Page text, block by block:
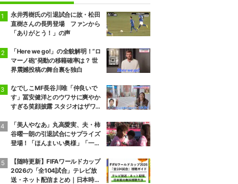
永井秀樹氏の引退試合に故・松田
直樹さんの長男登場 ファンから
「ありがとう！」の声
「Here we go!」の全貌解明！“ロ
マーノ砲”発動の移籍確率は？ 世
界震撼投稿の舞台裏を独白
なでしこMF長谷川唯「仲良いで
す」冨安健洋とのウワサに爽やか
すぎる笑顔披露 スタジオはザワザ
「美人やなあ」丸高愛実、夫・柿
谷曜一朗の引退試合にサプライズ
登場！「ほんまいい奥様」「一緒
光【随時更新】FIFAワールドカップ
2026の「全104試合」テレビ放
送・ネット配信まとめ｜日本時間